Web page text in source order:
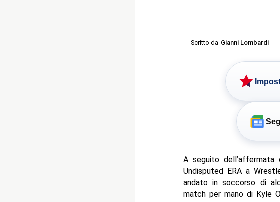
Scritto da Gianni Lombardi
A seguito
Undisputed ERA a
andato in soccorso di
match per mano di Kyle